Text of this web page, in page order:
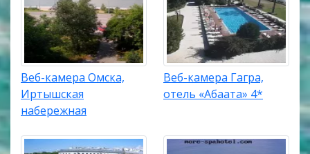
Веб-камера Омска,
Иртышская
набережная
Веб-камера Гагра,
отель «Абаата» 4*